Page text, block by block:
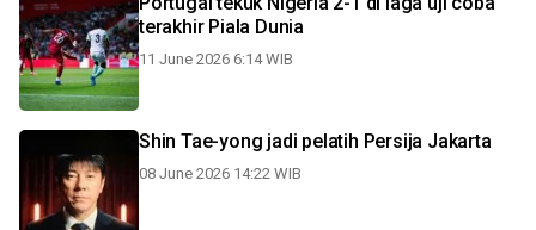
terakhir Piala Dunia
11 June 2026 6:14 WIB
Shin Tae-yong jadi pelatih Persija Jakarta
08 June 2026 14:22 WIB